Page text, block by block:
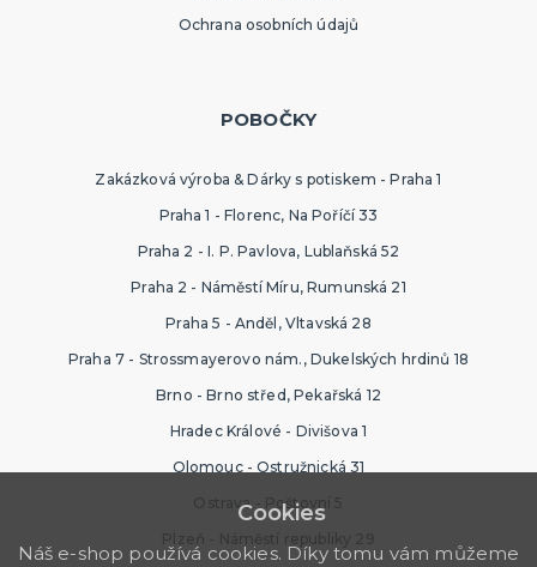
Ochrana osobních údajů
POBOČKY
Zakázková výroba & Dárky s potiskem - Praha 1
Praha 1 - Florenc, Na Poříčí 33
Praha 2 - I. P. Pavlova, Lublaňská 52
Praha 2 - Náměstí Míru, Rumunská 21
Praha 5 - Anděl, Vltavská 28
Praha 7 - Strossmayerovo nám., Dukelských hrdinů 18
Brno - Brno střed, Pekařská 12
Hradec Králové - Divišova 1
Olomouc - Ostružnická 31
Ostrava - Poštovní 5
Plzeň - Náměstí republiky 29
Cookies
Náš e-shop používá cookies. Díky tomu vám můžeme